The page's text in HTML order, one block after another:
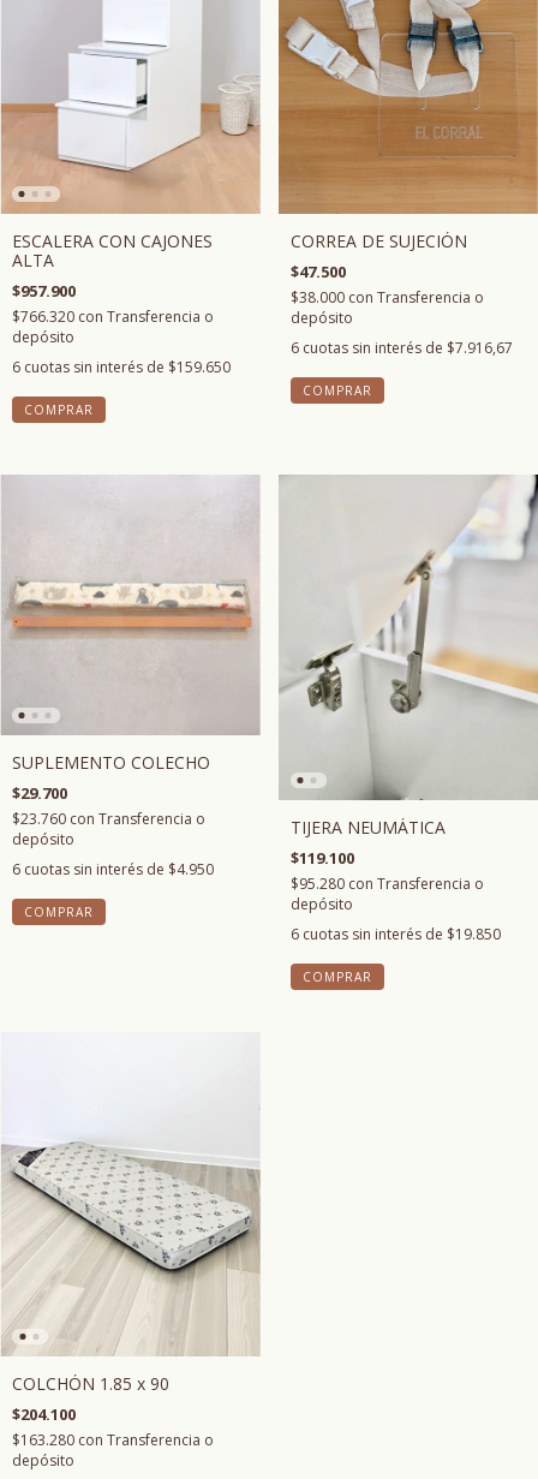
ESCALERA CON CAJONES
ALTA
$957.900
$766.320 con Transferencia o
depósito
6 cuotas sin interés de $159.650
CORREA DE SUJECIÓN
$47.500
$38.000 con Transferencia o
depósito
6 cuotas sin interés de $7.916,67
COMPRAR
SUPLEMENTO COLECHO
$29.700
$23.760 con Transferencia o
depósito
6 cuotas sin interés de $4.950
COMPRAR
TIJERA NEUMÁTICA
$119.100
$95.280 con Transferencia o
depósito
6 cuotas sin interés de $19.850
COMPRAR
COLCHÓN 1.85 x 90
$204.100
$163.280 con Transferencia o
depósito